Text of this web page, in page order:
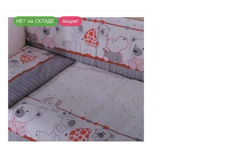
НЕТ на СКЛАДЕ Акция!